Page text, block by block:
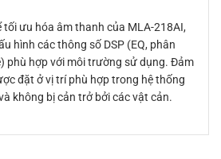
tối ưu hóa âm thanh của MLA-218AI,
hình các thông số DSP (EQ, phân
phù hợp với môi trường sử dụng. Đảm
đặt ở vị trí phù hợp trong hệ thống
không bị cản trở bởi các vật cản.